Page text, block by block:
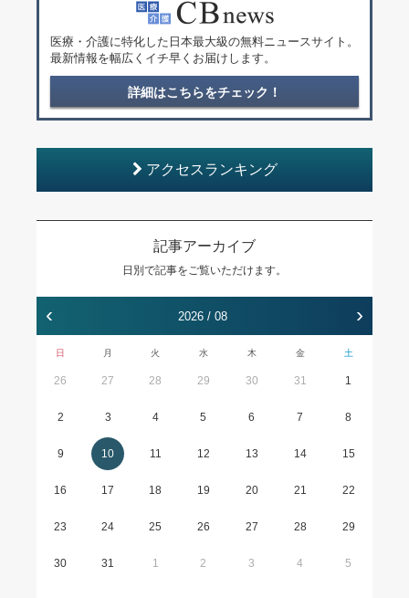
医療・介護に特化した日本最大級の無料ニュースサイト。
最新情報を幅広くイチ早くお届けします。
詳細はこちらをチェック！
アクセスランキング
記事アーカイブ
日別で記事をご覧いただけます。
‹ 2026 / 08 ›
日 月 火 水 木 金 土
26 27 28 29 30 31 1
2 3 4 5 6 7 8
9 10 11 12 13 14 15
16 17 18 19 20 21 22
23 24 25 26 27 28 29
30 31 1 2 3 4 5